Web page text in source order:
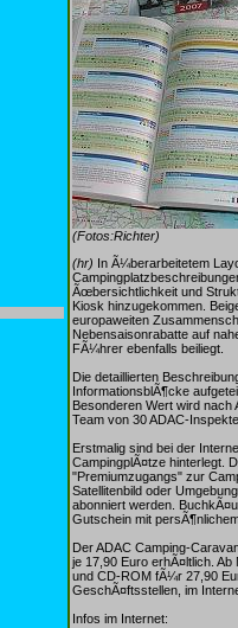
(Fotos:Richter)
(hr) In Ã¼berarbeitetem
Ãœbersichtlichkeit und
Kiosk hinzugekommen.
europaweiten
Nebensaisonrabatte auf
FÃ¼hrer ebenfalls beiliegt.
Die detaillierten
InformationsblÃ¶cke
Besonderen Wert wird nach
Team von 30 ADAC-
Erstmalig sind bei der
CampingplÃ¤tze hinterlegt.
"Premiumzugangs" zur
Satellitenbild oder
abonniert werden.
Gutschein mit
Der ADAC Camping-
je 17,90 Euro erhÃ¤ltlich.
und CD-ROM fÃ¼r 27,90
GeschÃ¤ftsstellen, im
Infos im Internet: